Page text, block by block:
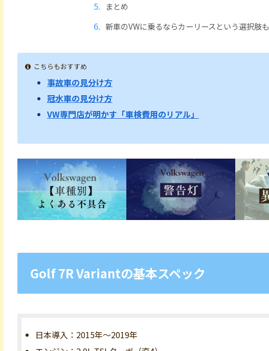
まとめ
新車のVWに乗るならカーリースという選択肢も
こちらもおすすめ
事故車の見分け方
冠水車の見分け方
VW専門店が明かす「車検費用のリアル」
Golf 7R Variantの基本スペック
日本導入：2015年～2019年